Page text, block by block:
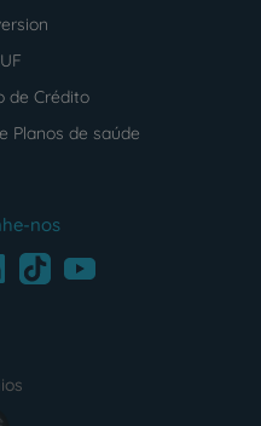
de Crédito
Planos de saúde
nos
TikTokYoutube